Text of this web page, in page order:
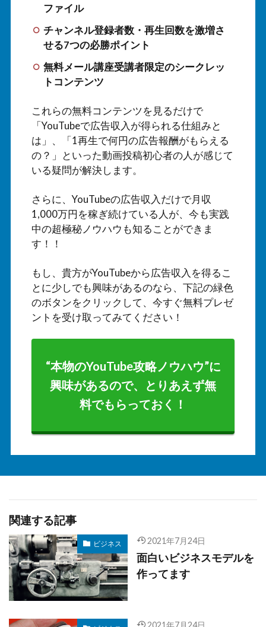
ファイル
チャンネル登録者数・再生回数を激増さ
せる7つの必勝ポイント
無料メール講座受講者限定のシークレッ
トコンテンツ
これらの無料コンテンツを見るだけで
「YouTubeで広告収入が得られる仕組みと
は」、「1再生で何円の広告報酬がもらえる
の？」といった動画投稿初心者の人が感じて
いる疑問が解決します。
さらに、YouTubeの広告収入だけで月収
1,000万円を稼ぎ続けている人が、今も実践
中の超極秘ノウハウも知ることができま
す！！
もし、貴方がYouTubeから広告収入を得るこ
とに少しでも興味があるのなら、下記の緑色
のボタンをクリックして、今すぐ無料プレゼ
ントを受け取ってみてください！
“本物のYouTube攻略ノウハウ”に
興味があるので、とりあえず無
料でもらっておく！
関連する記事
ビジネス 2021年7月24日
面白いビジネスモデルを
作ってます